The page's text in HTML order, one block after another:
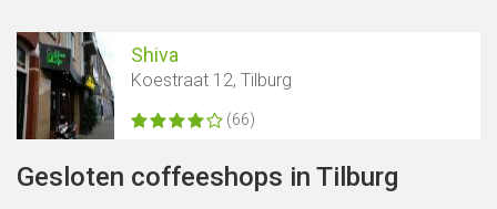
Shiva
Koestraat 12, Tilburg
(66)
Gesloten coffeeshops in Tilburg